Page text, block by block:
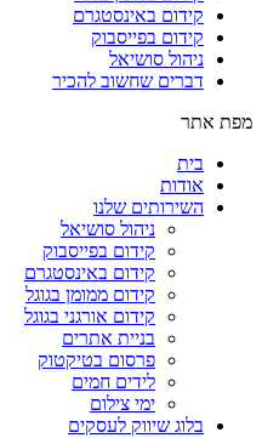
קידום באינסטגרם
קידום בפייסבוק
ניהול סושיאל
דברים שחשוב להכיר
מפת אתר
בית
אודות
השירותים שלנו
ניהול סושיאל
קידום בפייסבוק
קידום באינסטגרם
קידום ממומן בגוגל
קידום אורגני בגוגל
בניית אתרים
פרסום בטיקטוק
לידים חמים
ימי צילום
בלוג שיווק לעסקים